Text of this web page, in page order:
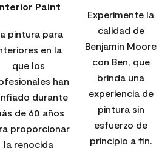
Paint
pintura para
en la
que los
han
durante
de 60 años
proporcionar
la renocida
Experimente la
calidad de
Benjamin Moore
con Ben, que
brinda una
experiencia de
pintura sin
esfuerzo de
principio a fin.